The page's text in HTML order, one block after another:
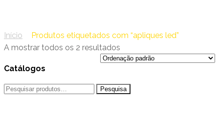
Início
Produtos etiquetados com “apliques led”
A mostrar todos os 2 resultados
Catálogos
Pesquisar
por: